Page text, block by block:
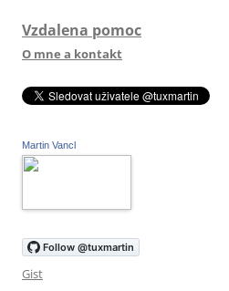
Vzdalena pomoc
O mne a kontakt
Martin Vancl
Gist